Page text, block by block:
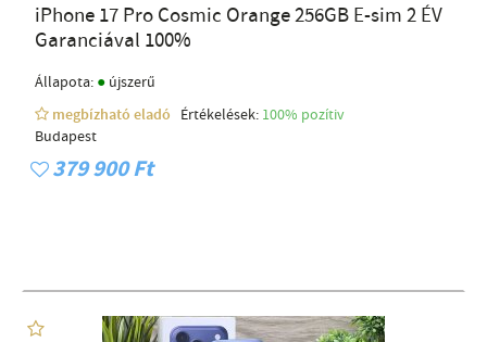
iPhone 17 Pro Cosmic Orange 256GB E-sim 2 ÉV
Garanciával 100%
Állapota: ● újszerű
megbízható eladó
Értékelések: 100% pozítiv
Budapest
379 900 Ft